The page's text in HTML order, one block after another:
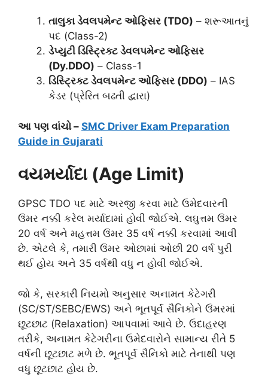
તાલુકા ડેવલપમેન્ટ ઓફિસર (TDO) – શરૂઆતનું
પદ (Class-2)
ડેપ્યુટી ડિસ્ટ્રિક્ટ ડેવલપમેન્ટ ઓફિસર
(Dy.DDO) – Class-1
ડિસ્ટ્રિક્ટ ડેવલપમેન્ટ ઓફિસર (DDO) – IAS
કેડર (પ્રેરિત બઢતી દ્વારા)
આ પણ વાંચો – SMC Driver Exam Preparation
Guide in Gujarati
વયમર્યાદા (Age Limit)
GPSC TDO પદ માટે અરજી કરવા માટે ઉમેદવારની
ઉંમર નક્કી કરેલ મર્યાદામાં હોવી જોઈએ. લઘુત્તમ ઉંમર
20 વર્ષ અને મહત્તમ ઉંમર 35 વર્ષ નક્કી કરવામાં આવી
છે. એટલે કે, તમારી ઉંમર ઓછામાં ઓછી 20 વર્ષ પુરી
થઈ હોય અને 35 વર્ષથી વધુ ન હોવી જોઈએ.
જો કે, સરકારી નિયમો અનુસાર અનામત કેટેગરી
(SC/ST/SEBC/EWS) અને ભૂતપૂર્વ સૈનિકોને ઉંમરમાં
છૂટછાટ (Relaxation) આપવામાં આવે છે. ઉદાહરણ
તરીકે, અનામત કેટેગરીના ઉમેદવારોને સામાન્ય રીતે 5
વર્ષની છૂટછાટ મળે છે. ભૂતપૂર્વ સૈનિકો માટે તેનાથી પણ
વધુ છૂટછાટ હોય છે.